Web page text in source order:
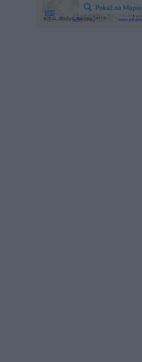
Pokaż na Mapie